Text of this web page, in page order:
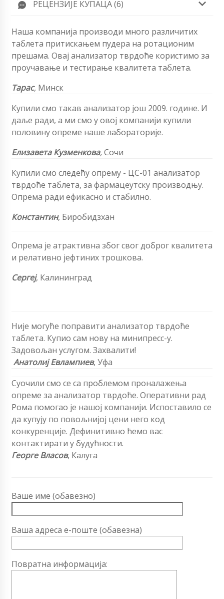
РЕЦЕНЗИЈЕ КУПАЦА (6)
Наша компанија производи много различитих
таблета притискањем пудера на ротационим
прешама. Овај анализатор тврдоће користимо за
проучавање и тестирање квалитета таблета.
Тарас, Минск
Купили смо такав анализатор још 2009. године. И
даље ради, а ми смо у овој компанији купили
половину опреме наше лабораторије.
Елизавета Кузменкова,Сочи
Купили смо следећу опрему - ЦС-01 анализатор
тврдоће таблета, за фармацеутску производњу.
Опрема ради ефикасно и стабилно.
Константин, Биробидзхан
Опрема је атрактивна због свог доброг квалитета
и релативно јефтиних трошкова.
Сергеј, Калининград
Није могуће поправити анализатор тврдоће
таблета. Купио сам нову на минипресс-у.
Задовољан услугом. Захвалити!
Анатолиј Евлампиев, Уфа
Суочили смо се са проблемом проналажења
опреме за анализатор тврдоће. Оперативни рад
Рома помогао је нашој компанији. Испоставило се
да купују по повољнијој цени него код
конкуренције. Дефинитивно ћемо вас
контактирати у будућности.
Георге Власов, Калуга
Ваше име (обавезно)
Ваша адреса е-поште (обавезна)
Повратна информација: